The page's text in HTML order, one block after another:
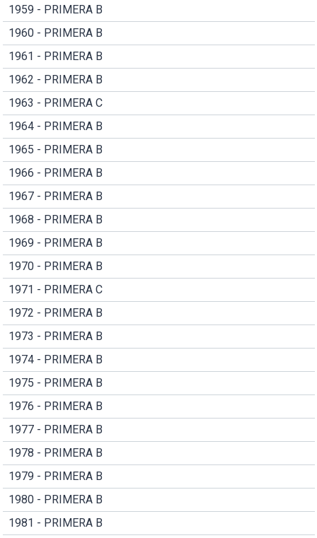
1959 - PRIMERA B
1960 - PRIMERA B
1961 - PRIMERA B
1962 - PRIMERA B
1963 - PRIMERA C
1964 - PRIMERA B
1965 - PRIMERA B
1966 - PRIMERA B
1967 - PRIMERA B
1968 - PRIMERA B
1969 - PRIMERA B
1970 - PRIMERA B
1971 - PRIMERA C
1972 - PRIMERA B
1973 - PRIMERA B
1974 - PRIMERA B
1975 - PRIMERA B
1976 - PRIMERA B
1977 - PRIMERA B
1978 - PRIMERA B
1979 - PRIMERA B
1980 - PRIMERA B
1981 - PRIMERA B